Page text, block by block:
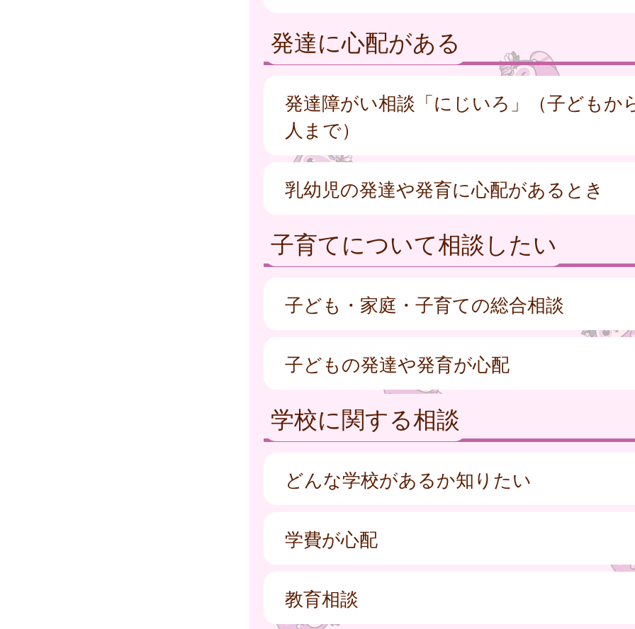
発達に心配がある
発達障がい相談「にじいろ」（子どもか
人まで）
乳幼児の発達や発育に心配があるとき
子育てについて相談したい
子ども・家庭・子育ての総合相談
子どもの発達や発育が心配
学校に関する相談
どんな学校があるか知りたい
学費が心配
教育相談